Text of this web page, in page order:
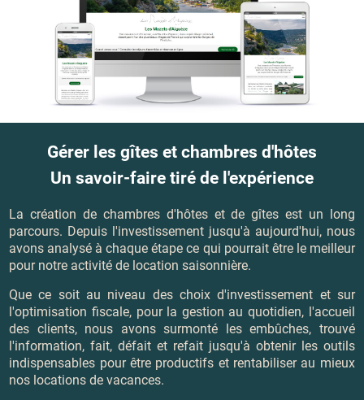
Gérer les gîtes et chambres d'hôtes
Un savoir-faire tiré de l'expérience
La création de chambres d'hôtes et de gîtes est un long
parcours. Depuis l'investissement jusqu'à aujourd'hui, nous
avons analysé à chaque étape ce qui pourrait être le meilleur
pour notre activité de location saisonnière.
Que ce soit au niveau des choix d'investissement et sur
l'optimisation fiscale, pour la gestion au quotidien, l'accueil
des clients, nous avons surmonté les embûches, trouvé
l'information, fait, défait et refait jusqu'à obtenir les outils
indispensables pour être productifs et rentabiliser au mieux
nos locations de vacances.